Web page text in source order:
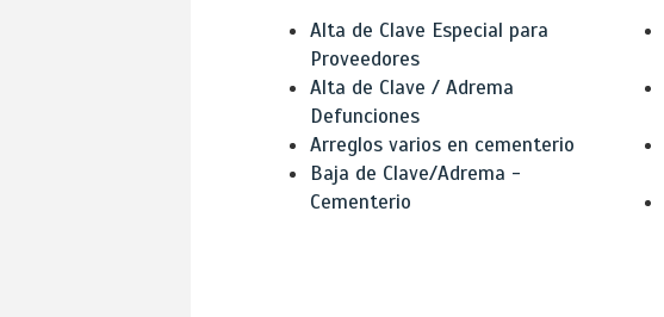
Alta de Clave Especial para
Proveedores
Alta de Clave / Adrema
Defunciones
Arreglos varios en cementerio
Baja de Clave/Adrema -
Cementerio